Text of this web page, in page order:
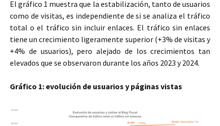
El gráfico 1 muestra que la estabilización, tanto de usuarios
como de visitas, es independiente de si se analiza el tráfico
total o el tráfico sin incluir enlaces. El tráfico sin enlaces
tiene un crecimiento ligeramente superior (+3% de visitas y
+4% de usuarios), pero alejado de los crecimientos tan
elevados que se observaron durante los años 2023 y 2024.
Gráfico 1: evolución de usuarios y páginas vistas